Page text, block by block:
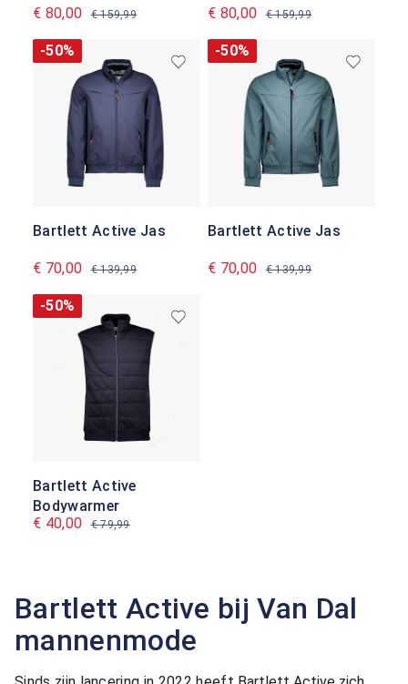
€ 80,00 € 159,99 € 80,00 € 159,99
-50%
Bartlett Active Jas
€ 70,00 € 139,99
-50%
Bartlett Active Jas
€ 70,00 € 139,99
-50%
Bartlett Active
Bodywarmer
€ 40,00
€ 79,99
Bartlett Active bij Van Dal
mannenmode